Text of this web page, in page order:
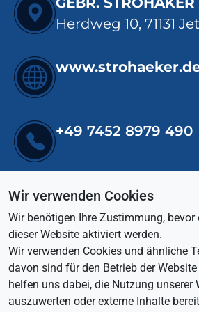
Herdweg 10, 71131
+49 7452 8979 490
info@strohaeker.de
Wir verwenden Cookies
Wir benötigen Ihre Zustimmung,
dieser Website aktiviert werden.
Wir verwenden Cookies und ähnliche
davon sind für den Betrieb der
helfen uns dabei, die Nutzung unserer
auszuwerten oder externe Inhalte